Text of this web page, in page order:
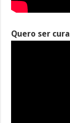
Quero ser